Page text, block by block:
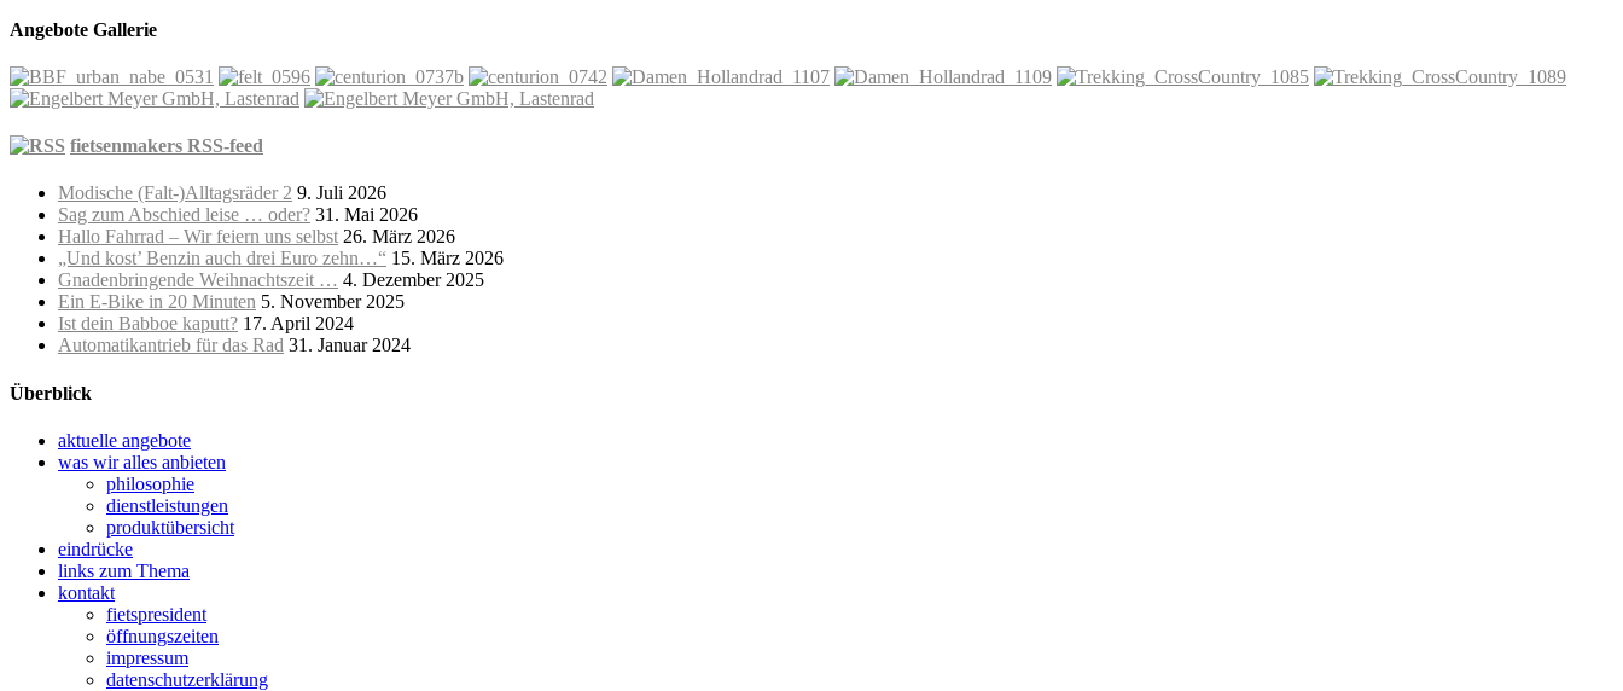
Angebote Gallerie
fietsenmakers RSS-feed
Modische (Falt-)Alltagsräder 2 9. Juli 2026
Sag zum Abschied leise … oder? 31. Mai 2026
Hallo Fahrrad – Wir feiern uns selbst 26. März 2026
„Und kost’ Benzin auch drei Euro zehn…“ 15. März 2026
Gnadenbringende Weihnachtszeit … 4. Dezember 2025
Ein E-Bike in 20 Minuten 5. November 2025
Ist dein Babboe kaputt? 17. April 2024
Automatikantrieb für das Rad 31. Januar 2024
Überblick
aktuelle angebote
was wir alles anbieten
philosophie
dienstleistungen
produktübersicht
eindrücke
links zum Thema
kontakt
fietspresident
öffnungszeiten
impressum
datenschutzerklärung